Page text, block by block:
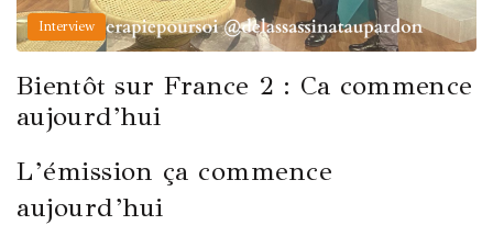
Interview
Bientôt sur France 2 : Ca commence
aujourd’hui
L’émission ça commence
aujourd’hui